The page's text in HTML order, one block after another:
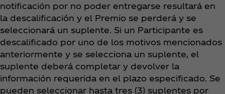
notificación por no poder entregarse resultará en
la descalificación y el Premio se perderá y se
seleccionará un suplente. Si un Participante es
descalificado por uno de los motivos mencionados
anteriormente y se selecciona un suplente, el
suplente deberá completar y devolver la
información requerida en el plazo especificado. Se
pueden seleccionar hasta tres (3) suplentes por